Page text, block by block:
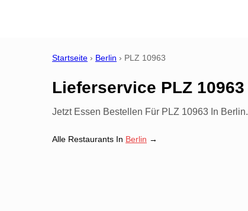
Startseite › Berlin › PLZ 10963
Lieferservice PLZ
Jetzt Essen Bestellen Für PLZ 10963 In
Alle Restaurants In Berlin →